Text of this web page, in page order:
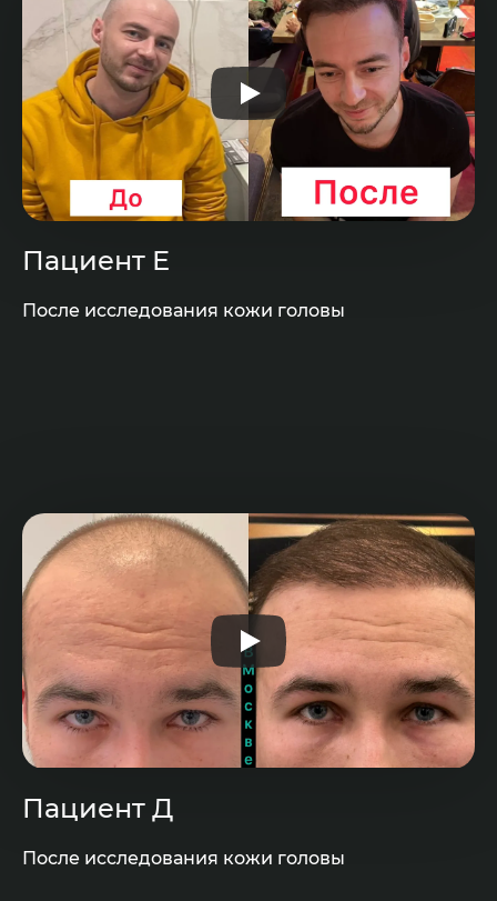
Пациент Е
После исследования кожи головы
Пациент Д
После исследования кожи головы